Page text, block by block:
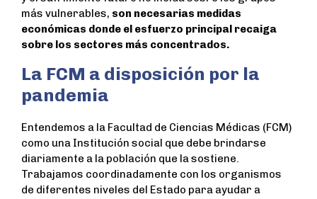
más vulnerables, son necesarias medidas
económicas donde el esfuerzo principal recaiga
sobre los sectores más concentrados.
La FCM a disposición por la
pandemia
Entendemos a la Facultad de Ciencias Médicas (FCM)
como una Institución social que debe brindarse
diariamente a la población que la sostiene.
Trabajamos coordinadamente con los organismos
de diferentes niveles del Estado para ayudar a